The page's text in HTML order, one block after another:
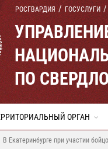
РОСГВАРДИЯ ГОСУСЛУГИ
ПО
ОРГАН
В Екатеринбурге при участии